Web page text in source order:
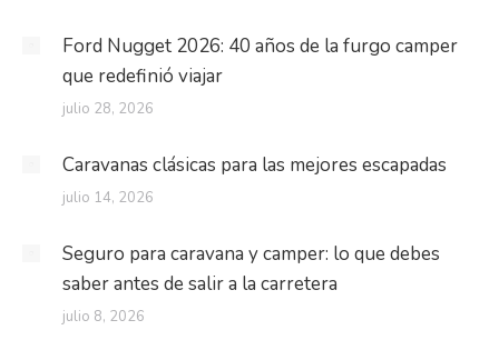
Ford Nugget 2026: 40 años de la furgo camper
que redefinió viajar
julio 28, 2026
Caravanas clásicas para las mejores escapadas
julio 14, 2026
Seguro para caravana y camper: lo que debes
saber antes de salir a la carretera
julio 8, 2026